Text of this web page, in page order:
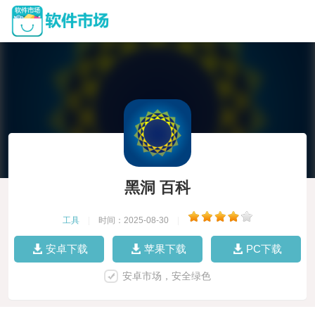
黑洞 百科
工具 时间：2025-08-30
安卓下载 苹果下载 PC下载
安卓市场，安全绿色